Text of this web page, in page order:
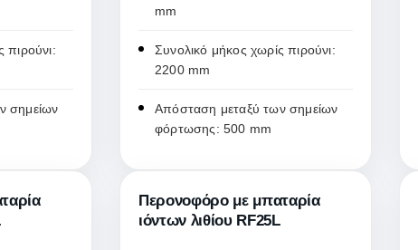
πιρούνι:
σημείων
mm
Συνολικό μήκος χωρίς πιρούνι:
2200 mm
Απόσταση μεταξύ των σημείων
φόρτωσης: 500 mm
Περονοφόρο με μπαταρία
ιόντων λιθίου RF25L